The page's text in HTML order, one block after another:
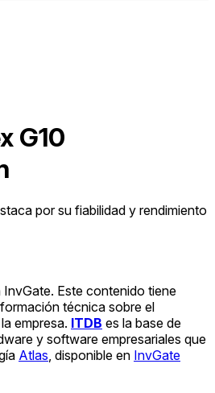
G10
por su fiabilidad y rendimiento
Este contenido tiene
técnica sobre el
empresa. ITDB es la base de
y software empresariales que
Atlas , disponible en InvGate